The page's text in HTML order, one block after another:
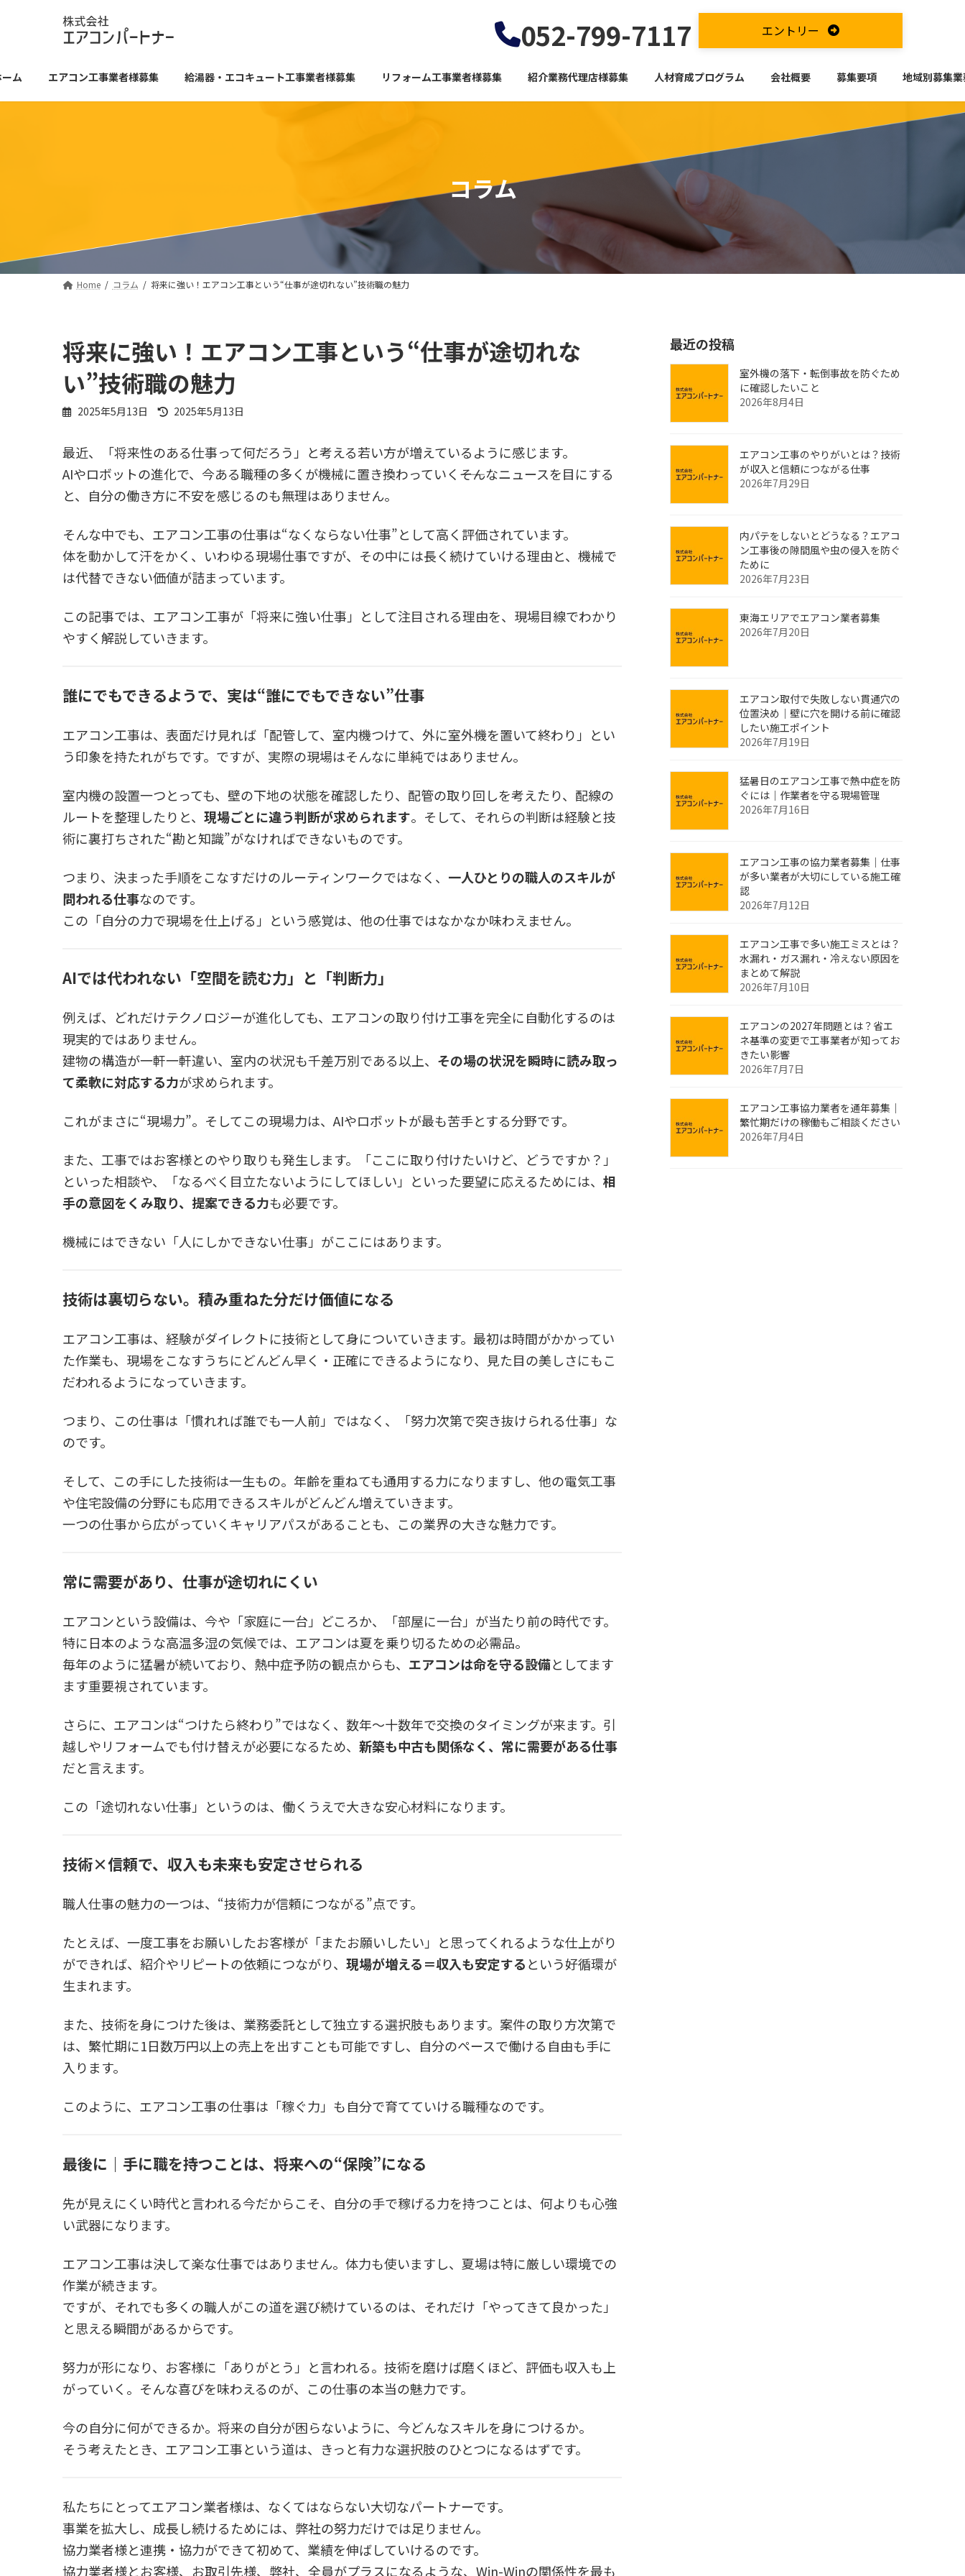
ツ
シ
052-799-7117 エントリー
ム エアコン工事業者様募集 給湯器・エコキュート工事業者様募集 リフォーム工事業者様募集 紹介業務代理店様募集 人材育成プログラム 会社概要 募集要項 地域別募集
コラム
Home コラム 将来に強い！エアコン工事という“仕事が途切れない”技術職の魅力
将来に強い！エアコン工事という“仕事が途切れな
い”技術職の魅力
2025年5月13日
最
新
日
時
:
2025年5月13日
最近、「将来性のある仕事って何だろう」と考える若い方が増えているように感じます。
AIやロボットの進化で、今ある職種の多くが機械に置き換わっていく――そんなニュースを目にする
と、自分の働き方に不安を感じるのも無理はありません。
そんな中でも、エアコン工事の仕事は“なくならない仕事”として高く評価されています。
体を動かして汗をかく、いわゆる現場仕事ですが、その中には長く続けていける理由と、機械で
は代替できない価値が詰まっています。
この記事では、エアコン工事が「将来に強い仕事」として注目される理由を、現場目線でわかり
やすく解説していきます。
誰にでもできるようで、実は“誰にでもできない”仕事
エアコン工事は、表面だけ見れば「配管して、室内機つけて、外に室外機を置いて終わり」とい
う印象を持たれがちです。ですが、実際の現場はそんなに単純ではありません。
室内機の設置一つとっても、壁の下地の状態を確認したり、配管の取り回しを考えたり、配線の
ルートを整理したりと、 現場ごとに違う判断が求められます。そして、それらの判断は経験と技
術に裏打ちされた“勘と知識”がなければできないものです。
つまり、決まった手順をこなすだけのルーティンワークではなく、 一人ひとりの職人のスキルが
問われる仕事なのです。
この「自分の力で現場を仕上げる」という感覚は、他の仕事ではなかなか味わえません。
AIでは代われない「空間を読む力」と「判断力」
例えば、どれだけテクノロジーが進化しても、エアコンの取り付け工事を完全に自動化するのは
現実的ではありません。
建物の構造が一軒一軒違い、室内の状況も千差万別である以上、 その場の状況を瞬時に読み取っ
て柔軟に対応する力が求められます。
これがまさに“現場力”。そしてこの現場力は、AIやロボットが最も苦手とする分野です。
また、工事ではお客様とのやり取りも発生します。「ここに取り付けたいけど、どうですか？」
といった相談や、「なるべく目立たないようにしてほしい」といった要望に応えるためには、 相
手の意図をくみ取り、提案できる力も必要です。
機械にはできない「人にしかできない仕事」がここにはあります。
技術は裏切らない。積み重ねた分だけ価値になる
エアコン工事は、経験がダイレクトに技術として身についていきます。最初は時間がかかってい
た作業も、現場をこなすうちにどんどん早く・正確にできるようになり、見た目の美しさにもこ
だわれるようになっていきます。
つまり、この仕事は「慣れれば誰でも一人前」ではなく、「努力次第で突き抜けられる仕事」な
のです。
そして、この手にした技術は一生もの。年齢を重ねても通用する力になりますし、他の電気工事
や住宅設備の分野にも応用できるスキルがどんどん増えていきます。
一つの仕事から広がっていくキャリアパスがあることも、この業界の大きな魅力です。
常に需要があり、仕事が途切れにくい
エアコンという設備は、今や「家庭に一台」どころか、「部屋に一台」が当たり前の時代です。
特に日本のような高温多湿の気候では、エアコンは夏を乗り切るための必需品。
毎年のように猛暑が続いており、熱中症予防の観点からも、 エアコンは命を守る設備としてます
ます重要視されています。
さらに、エアコンは“つけたら終わり”ではなく、数年〜十数年で交換のタイミングが来ます。引
越しやリフォームでも付け替えが必要になるため、 新築も中古も関係なく、常に需要がある仕事
だと言えます。
この「途切れない仕事」というのは、働くうえで大きな安心材料になります。
技術×信頼で、収入も未来も安定させられる
職人仕事の魅力の一つは、“技術力が信頼につながる”点です。
たとえば、一度工事をお願いしたお客様が「またお願いしたい」と思ってくれるような仕上がり
ができれば、紹介やリピートの依頼につながり、 現場が増える＝収入も安定するという好循環が
生まれます。
また、技術を身につけた後は、業務委託として独立する選択肢もあります。案件の取り方次第で
は、繁忙期に1日数万円以上の売上を出すことも可能ですし、自分のペースで働ける自由も手に
入ります。
このように、エアコン工事の仕事は「稼ぐ力」も自分で育てていける職種なのです。
最後に｜手に職を持つことは、将来への“保険”になる
先が見えにくい時代と言われる今だからこそ、自分の手で稼げる力を持つことは、何よりも心強
い武器になります。
エアコン工事は決して楽な仕事ではありません。体力も使いますし、夏場は特に厳しい環境での
作業が続きます。
ですが、それでも多くの職人がこの道を選び続けているのは、それだけ「やってきて良かった」
と思える瞬間があるからです。
努力が形になり、お客様に「ありがとう」と言われる。技術を磨けば磨くほど、評価も収入も上
がっていく。そんな喜びを味わえるのが、この仕事の本当の魅力です。
今の自分に何ができるか。将来の自分が困らないように、今どんなスキルを身につけるか。
そう考えたとき、エアコン工事という道は、きっと有力な選択肢のひとつになるはずです。
私たちにとってエアコン業者様は、なくてはならない大切なパートナーです。
事業を拡大し、成長し続けるためには、弊社の努力だけでは足りません。
協力業者様と連携・協力ができて初めて、業績を伸ばしていけるのです。
協力業者様とお客様、お取引先様、弊社、全員がプラスになるような、Win-Winの関係性を最も
最近の投稿
室外機の落下・転倒事故を防ぐため
に確認したいこと
2026年8月4日
エアコン工事のやりがいとは？技術
が収入と信頼につながる仕事
2026年7月29日
内パテをしないとどうなる？エアコ
ン工事後の隙間風や虫の侵入を防ぐ
ために
2026年7月23日
東海エリアでエアコン業者募集
2026年7月20日
エアコン取付で失敗しない貫通穴の
位置決め｜壁に穴を開ける前に確認
したい施工ポイント
2026年7月19日
猛暑日のエアコン工事で熱中症を防
ぐには｜作業者を守る現場管理
2026年7月16日
エアコン工事の協力業者募集｜仕事
が多い業者が大切にしている施工確
認
2026年7月12日
エアコン工事で多い施工ミスとは？
水漏れ・ガス漏れ・冷えない原因を
まとめて解説
2026年7月10日
エアコンの2027年問題とは？省エ
ネ基準の変更で工事業者が知ってお
きたい影響
2026年7月7日
エアコン工事協力業者を通年募集｜
繁忙期だけの稼働もご相談ください
2026年7月4日